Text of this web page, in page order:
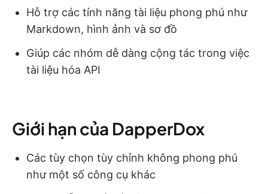
Hỗ trợ các tính năng tài liệu phong phú như
Markdown, hình ảnh và sơ đồ
Giúp các nhóm dễ dàng cộng tác trong việc
tài liệu hóa API
Giới hạn của DapperDox
Các tùy chọn tùy chỉnh không phong phú
như một số công cụ khác